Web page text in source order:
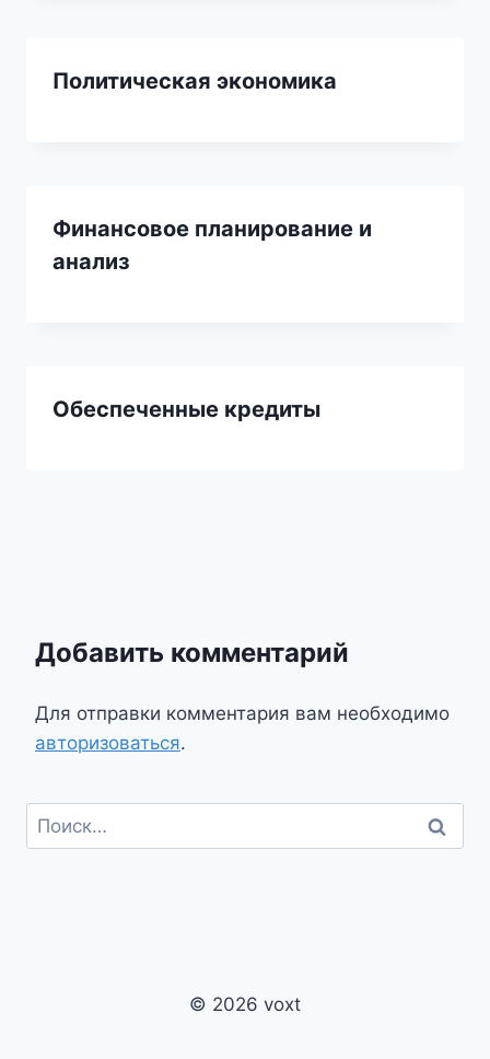
Политическая экономика
Финансовое планирование и
анализ
Обеспеченные кредиты
Добавить комментарий
Для отправки комментария вам необходимо
авторизоваться.
Найти:
© 2026 voxt